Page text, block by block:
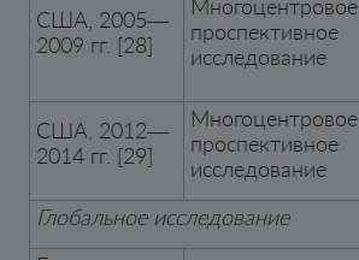
США, 2005—
2009 гг. [28]
Многоцентровое
проспективное
исследование
США, 2012—
2014 гг. [29]
Многоцентровое
проспективное
исследование
Глобальное исследование